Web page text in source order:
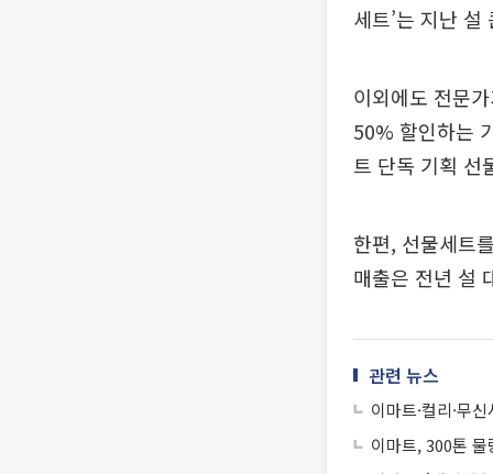
세트’는 지난
이외에도 전문
50% 할인하는
트 단독 기획 선
한편, 선물세트
매출은 전년 설
관련 뉴스
이마트·컬리·무
이마트, 300톤 물